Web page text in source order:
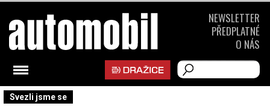
Svezli jsme se
NEWSLETTER
PŘEDPLATNÉ
O NÁS